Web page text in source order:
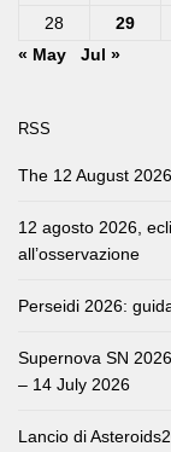
28
29
« May
Jul »
RSS
The 12 August
12 agosto 2026,
all’osservazione
Perseidi 2026:
Supernova SN
– 14 July 2026
Lancio di